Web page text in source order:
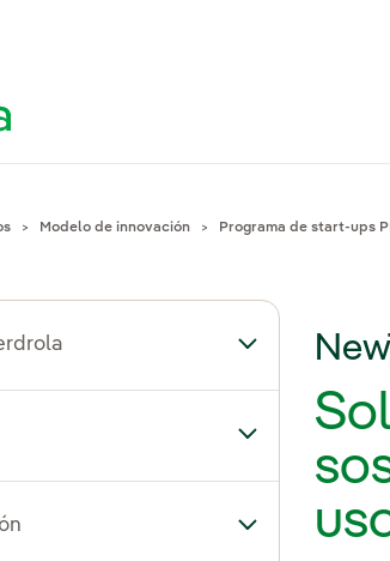
Modelo de innovación Programa de start-ups
Alternar el
Alternar el
Alternar el